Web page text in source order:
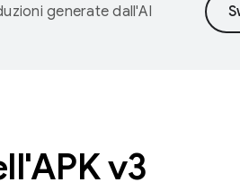
generate dall'AI
v3